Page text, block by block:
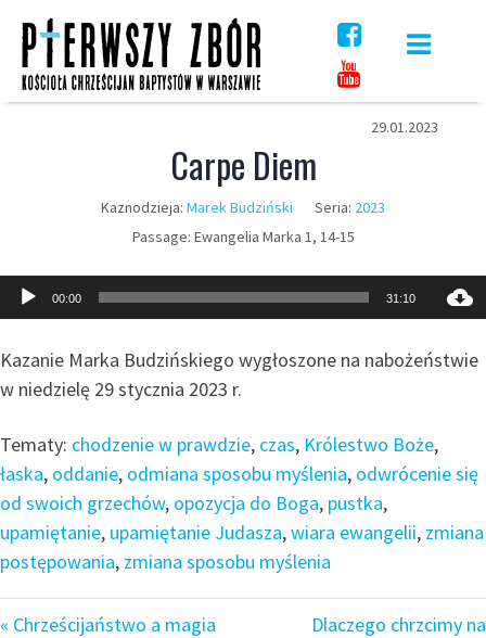
content
29.01.2023
Carpe Diem
Kaznodzieja: Marek Budziński Seria: 2023
Passage: Ewangelia Marka 1, 14-15
Odtwarzacz
plików
dźwiękowych
00:00 31:10
Kazanie Marka Budzińskiego wygłoszone na nabożeństwie
w niedzielę 29 stycznia 2023 r.
Tematy: chodzenie w prawdzie, czas, Królestwo Boże,
łaska, oddanie, odmiana sposobu myślenia, odwrócenie się
od swoich grzechów, opozycja do Boga, pustka,
upamiętanie, upamiętanie Judasza,wiara ewangelii, zmiana
postępowania, zmiana sposobu myślenia
« Chrześcijaństwo a magia
Dlaczego chrzcimy na